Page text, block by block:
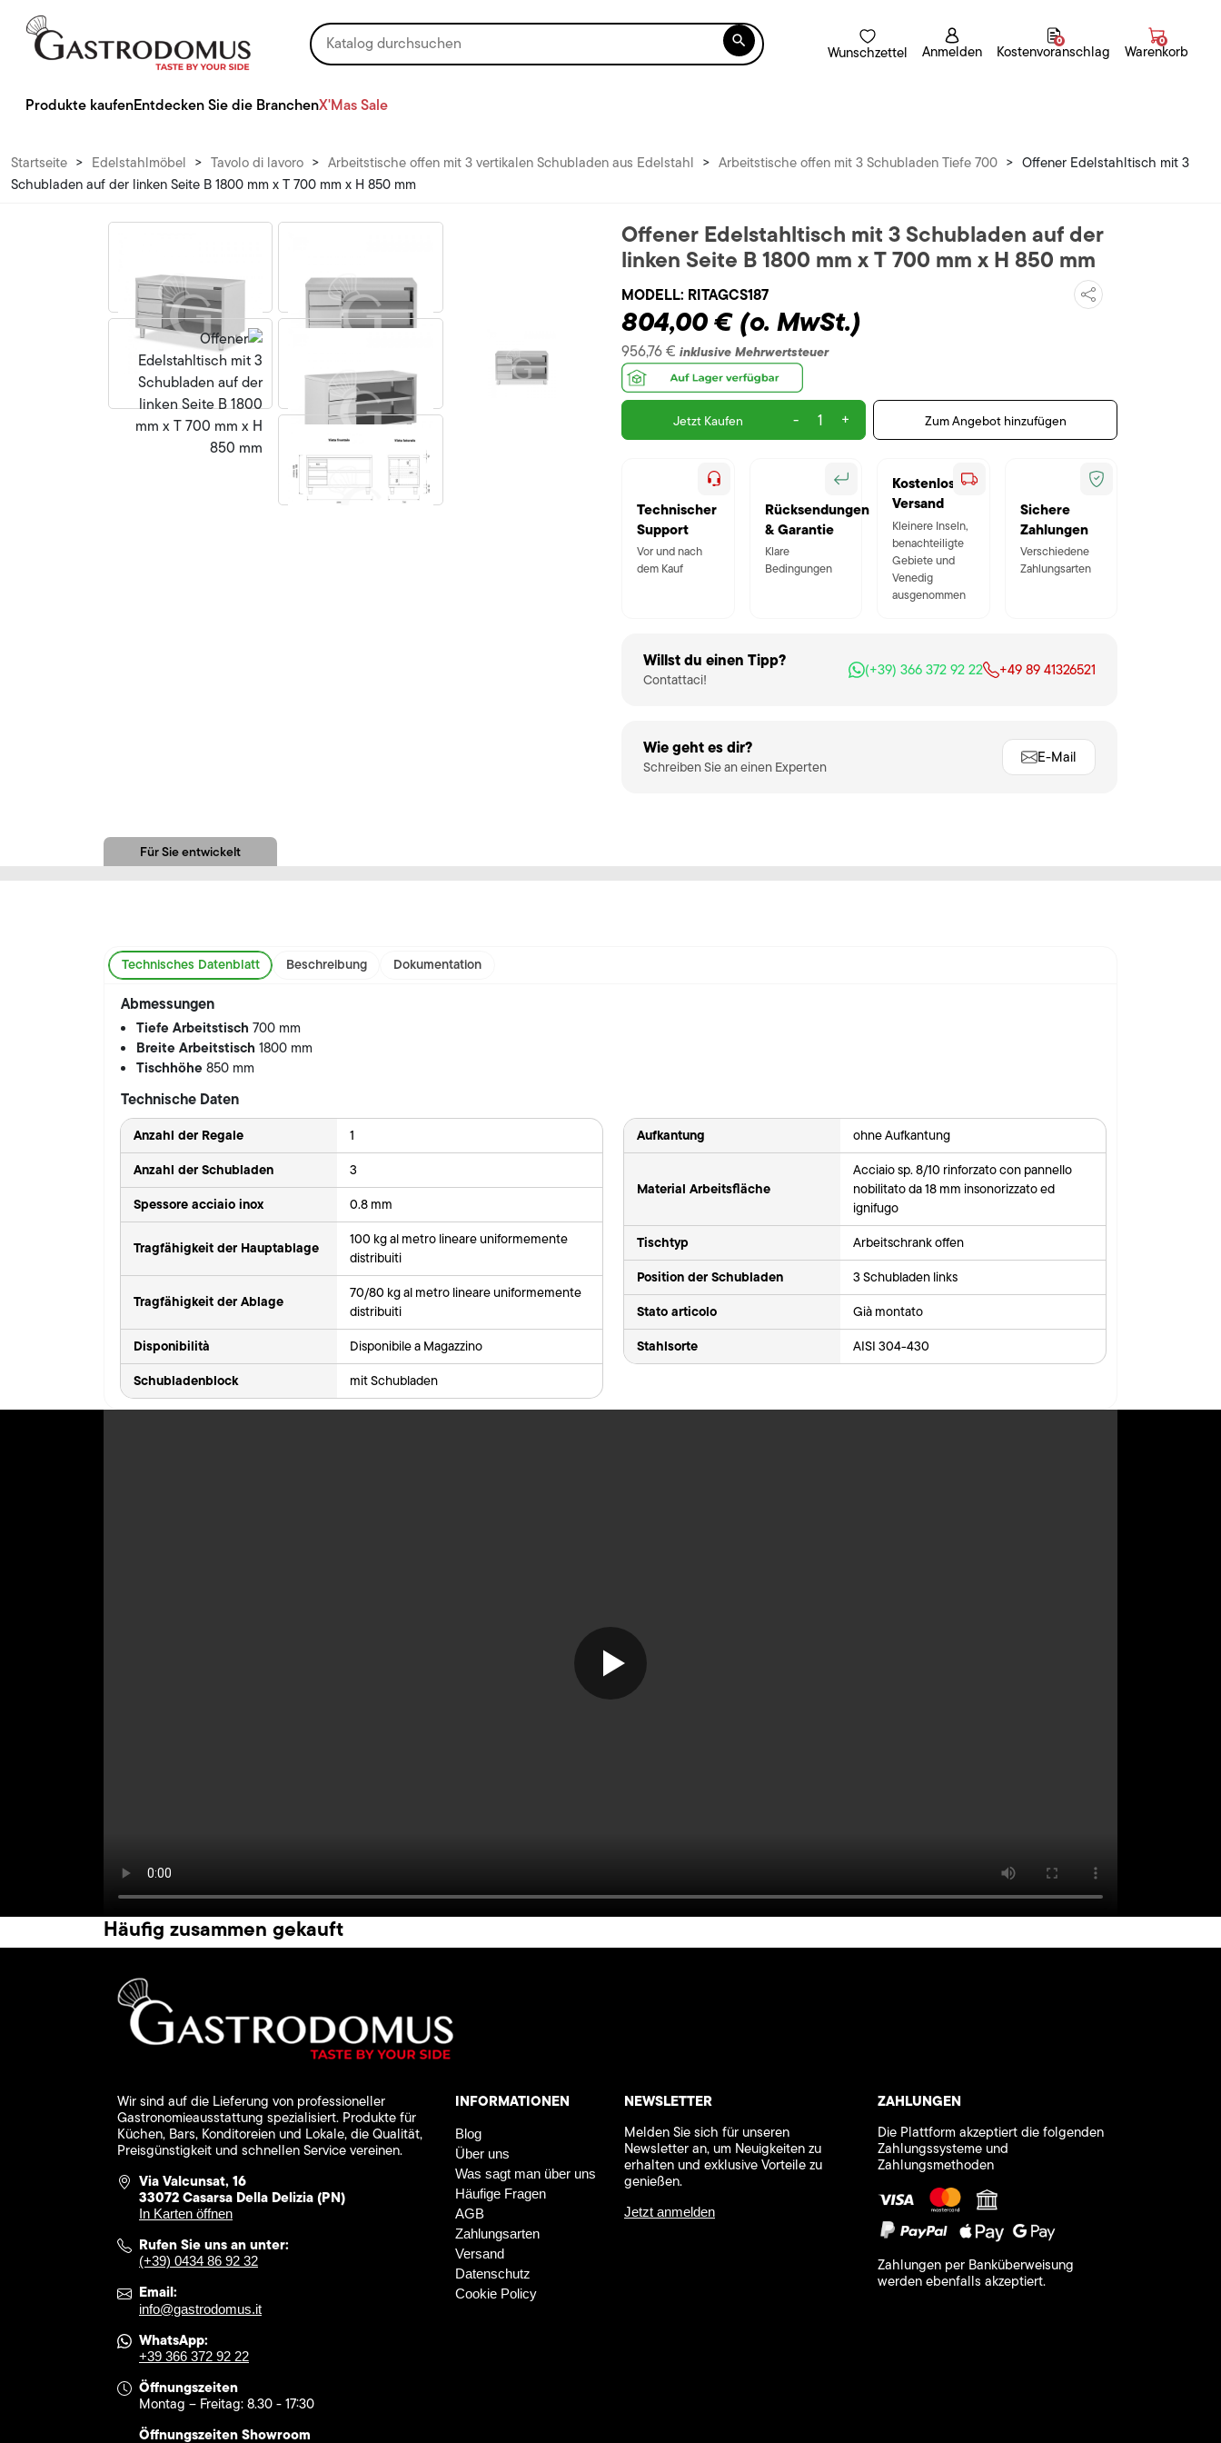

Wunschzettel Anmelden Kostenvoranschlag
0
Warenkorb
0
Produkte kaufenEntdecken Sie die BranchenX'Mas Sale
Startseite > Edelstahlmöbel > Tavolo di lavoro > Arbeitstische offen mit 3 vertikalen Schubladen aus Edelstahl > Arbeitstische offen mit 3 Schubladen Tiefe 700 > Offener Edelstahltisch mit 3
Schubladen auf der linken Seite B 1800 mm x T 700 mm x H 850 mm
Offener Edelstahltisch mit 3 Schubladen auf der
linken Seite B 1800 mm x T 700 mm x H 850 mm
MODELL: RITAGCS187
804,00 € (o. MwSt.)
956,76 € inklusive Mehrwertsteuer
Jetzt Kaufen - + Zum Angebot hinzufügen
Technischer
Support
Vor und nach
dem Kauf
Rücksendungen
& Garantie
Klare
Bedingungen
Kostenloser
Versand
Kleinere Inseln,
benachteiligte
Gebiete und
Venedig
ausgenommen
Sichere
Zahlungen
Verschiedene
Zahlungsarten
Willst du einen Tipp?
Contattaci!
(+39) 366 372 92 22 +49 89 41326521
Wie geht es dir?
Schreiben Sie an einen Experten
E-Mail
Für Sie entwickelt
Technisches Datenblatt Beschreibung Dokumentation
Abmessungen
Tiefe Arbeitstisch700 mm
Breite Arbeitstisch1800 mm
Tischhöhe850 mm
Technische Daten
Anzahl der Regale 1
Anzahl der Schubladen 3
Spessore acciaio inox 0.8 mm
Tragfähigkeit der Hauptablage
100 kg al metro lineare uniformemente
distribuiti
Tragfähigkeit der Ablage
70/80 kg al metro lineare uniformemente
distribuiti
Disponibilità Disponibile a Magazzino
Schubladenblock mit Schubladen
Aufkantung ohne Aufkantung
Material Arbeitsfläche
Acciaio sp. 8/10 rinforzato con pannello
nobilitato da 18 mm insonorizzato ed
ignifugo
Tischtyp Arbeitschrank offen
Position der Schubladen 3 Schubladen links
Stato articolo Già montato
Stahlsorte AISI 304-430
Häufig zusammen gekauft
Wir sind auf die Lieferung von professioneller
Gastronomieausstattung spezialisiert. Produkte für
Küchen, Bars, Konditoreien und Lokale, die Qualität,
Preisgünstigkeit und schnellen Service vereinen.
Via Valcunsat, 16
33072 Casarsa Della Delizia (PN)
In Karten öffnen
Rufen Sie uns an unter:
(+39) 0434 86 92 32
Email:
info@gastrodomus.it
WhatsApp:
+39 366 372 92 22
Öffnungszeiten
Montag – Freitag: 8.30 - 17:30
Öffnungszeiten Showroom
INFORMATIONEN
Blog
Über uns
Was sagt man über uns
Häufige Fragen
AGB
Zahlungsarten
Versand
Datenschutz
Cookie Policy
NEWSLETTER
Melden Sie sich für unseren
Newsletter an, um Neuigkeiten zu
erhalten und exklusive Vorteile zu
genießen.
Jetzt anmelden
ZAHLUNGEN
Die Plattform akzeptiert die folgenden
Zahlungssysteme und
Zahlungsmethoden
Zahlungen per Banküberweisung
werden ebenfalls akzeptiert.